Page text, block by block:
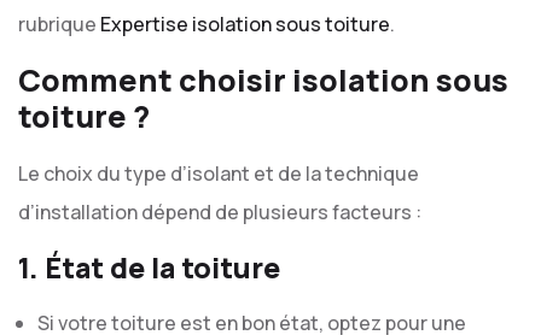
rubrique Expertise isolation sous toiture.
Comment choisir isolation sous
toiture ?
Le choix du type d’isolant et de la technique
d’installation dépend de plusieurs facteurs :
1. État de la toiture
Si votre toiture est en bon état, optez pour une